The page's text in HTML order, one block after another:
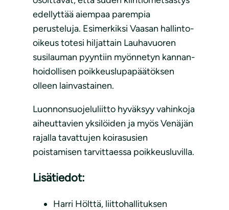
edellyttää aiempaa parempia
perusteluja. Esimerkiksi Vaasan hallinto-
oikeus totesi hiljattain Lauhavuoren
susi­lau­man pyyn­tiin myön­ne­tyn kan­nan­
hoi­dol­li­sen poik­keus­lu­pa­pää­tök­sen
olleen lain­vas­tai­nen.
Luonnonsuojeluliitto hyväksyy vahinkoja
aiheuttavien yksilöiden ja myös Venäjän
rajalla tavattujen koirasusien
poistamisen tarvittaessa poikkeusluvilla.
Lisätiedot:
Harri Hölttä, liittohallituksen